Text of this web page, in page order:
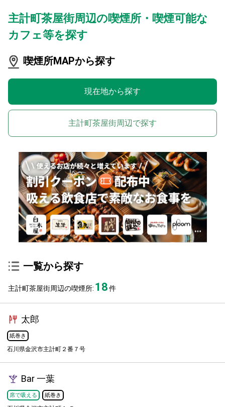
主計町茶屋街周辺の喫煙所・喫煙可能な
カフェ等を探す
喫煙所MAPから探す
現在地から探す
主計町茶屋街周辺で探す
一覧から探す
主計町茶屋街周辺の喫煙所: 18件
太郎
紙巻き
石川県金沢市主計町２番７号
Bar 一葉
席で吸える 紙巻き